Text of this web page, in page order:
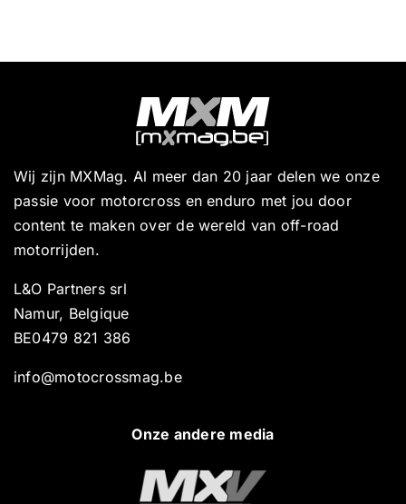
Wij zijn MXMag. Al meer dan 20 jaar delen we onze
passie voor motorcross en enduro met jou door
content te maken over de wereld van off-road
motorrijden.
L&O Partners srl
Namur, Belgique
BE0479 821 386
info@motocrossmag.be
Onze andere media